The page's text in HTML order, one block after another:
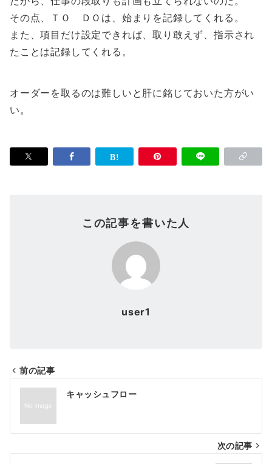
その点、ＴＯ ＤＯは、始まりを記録してくれる。
また、項目だけ設定できれば、取り敢えず、指示され
たことは記録してくれる。
オーダーを取るのは難しいと肝に銘じておいた方がい
い。
この記事を書いた人
user1
投
ナ
ビ
前の記事
キャッシュフロー
次の記事